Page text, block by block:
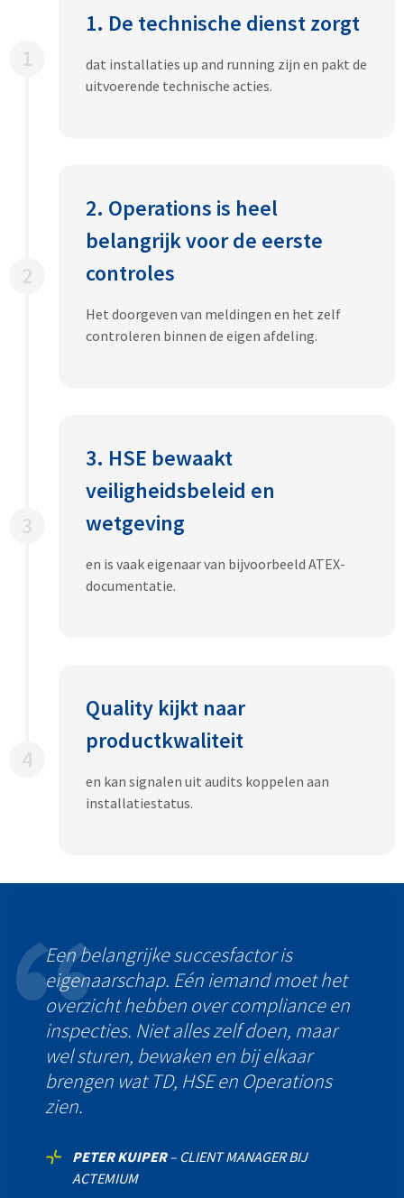
1
1. De technische dienst zorgt
dat installaties up and running zijn en pakt de
uitvoerende technische acties.
2
2. Operations is heel
belangrijk voor de eerste
controles
Het doorgeven van meldingen en het zelf
controleren binnen de eigen afdeling.
3
3. HSE bewaakt
veiligheidsbeleid en
wetgeving
en is vaak eigenaar van bijvoorbeeld ATEX-
documentatie.
4
Quality kijkt naar
productkwaliteit
en kan signalen uit audits koppelen aan
installatiestatus.
Een belangrijke succesfactor is
eigenaarschap. Eén iemand moet het
overzicht hebben over compliance en
inspecties. Niet alles zelf doen, maar
wel sturen, bewaken en bij elkaar
brengen wat TD, HSE en Operations
zien.
PETER KUIPER– CLIENT MANAGER BIJ
ACTEMIUM